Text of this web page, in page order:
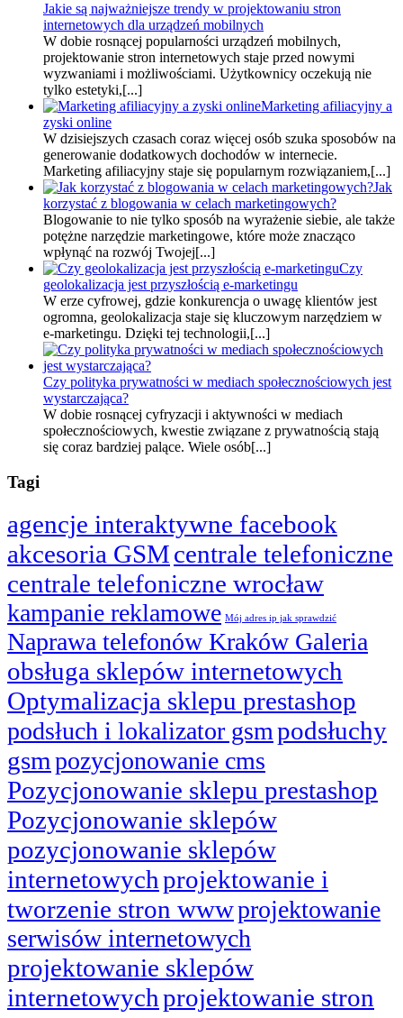
Jakie są najważniejsze trendy w projektowaniu stron
internetowych dla urządzeń mobilnych
W dobie rosnącej popularności urządzeń mobilnych,
projektowanie stron internetowych staje przed nowymi
wyzwaniami i możliwościami. Użytkownicy oczekują nie
tylko estetyki,[...]
Marketing afiliacyjny a
zyski online
W dzisiejszych czasach coraz więcej osób szuka sposobów na
generowanie dodatkowych dochodów w internecie.
Marketing afiliacyjny staje się popularnym rozwiązaniem,[...]
Jak
korzystać z blogowania w celach marketingowych?
Blogowanie to nie tylko sposób na wyrażenie siebie, ale także
potężne narzędzie marketingowe, które może znacząco
wpłynąć na rozwój Twojej[...]
Czy
geolokalizacja jest przyszłością e-marketingu
W erze cyfrowej, gdzie konkurencja o uwagę klientów jest
ogromna, geolokalizacja staje się kluczowym narzędziem w
e-marketingu. Dzięki tej technologii,[...]
Czy polityka prywatności w mediach społecznościowych jest
wystarczająca?
W dobie rosnącej cyfryzacji i aktywności w mediach
społecznościowych, kwestie związane z prywatnością stają
się coraz bardziej palące. Wiele osób[...]
Tagi
agencje interaktywne facebook
akcesoria GSMcentrale telefoniczne
centrale telefoniczne wrocław
kampanie reklamowe Mój adres ip jak sprawdzić
Naprawa telefonów Kraków Galeria
obsługa sklepów internetowych
Optymalizacja sklepu prestashop
podsłuch i lokalizator gsmpodsłuchy
gsmpozycjonowanie cms
Pozycjonowanie sklepu prestashop
Pozycjonowanie sklepów
pozycjonowanie sklepów
internetowychprojektowanie i
tworzenie stron wwwprojektowanie
serwisów internetowych
projektowanie sklepów
internetowychprojektowanie stron